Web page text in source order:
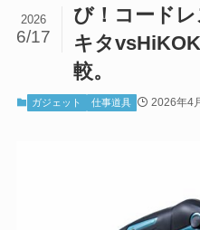
び！コード
キタ
較。
2026
6/17
ガジェット 仕事道具 2026年4